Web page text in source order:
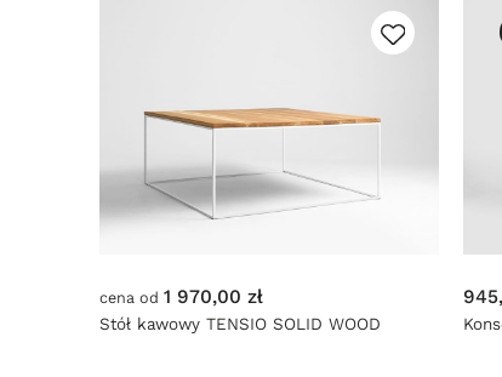
cena od 1 970,00 zł
Stół kawowy TENSIO SOLID WOOD